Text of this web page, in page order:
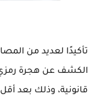
تأكيدًا لعديد من
الكشف عن هجرة رمزي،
قانونية، وذلك بعد